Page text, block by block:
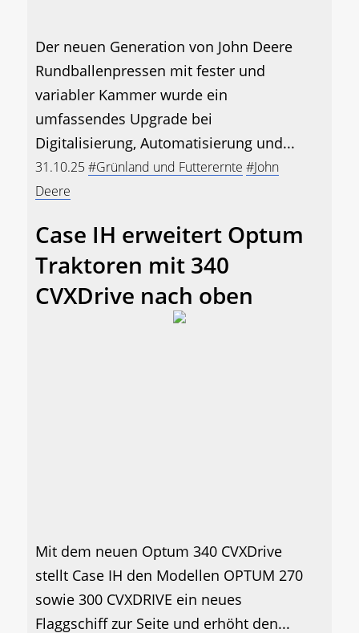
Der neuen Generation von John Deere
Rundballenpressen mit fester und
variabler Kammer wurde ein
umfassendes Upgrade bei
Digitalisierung, Automatisierung und...
31.10.25#Grünland und Futterernte #John
Deere
Case IH erweitert Optum
Traktoren mit 340
CVXDrive nach oben
Mit dem neuen Optum 340 CVXDrive
stellt Case IH den Modellen OPTUM 270
sowie 300 CVXDRIVE ein neues
Flaggschiff zur Seite und erhöht den...